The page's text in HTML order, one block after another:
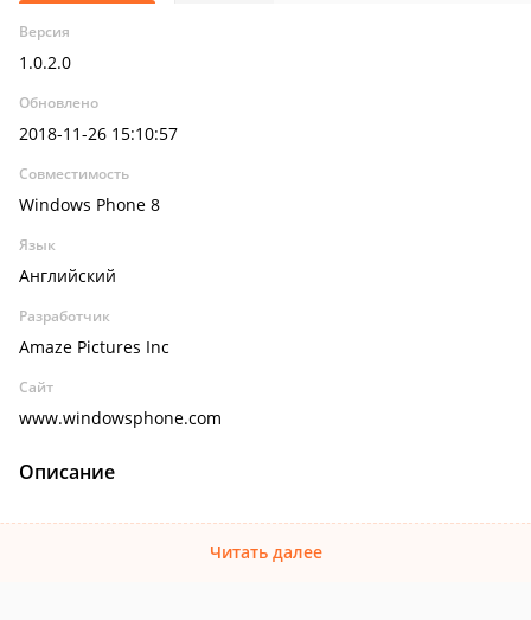
Версия
1.0.2.0
Обновлено
2018-11-26 15:10:57
Совместимость
Windows Phone 8
Язык
Английский
Разработчик
Amaze Pictures Inc
Сайт
www.windowsphone.com
Описание
Читать далее